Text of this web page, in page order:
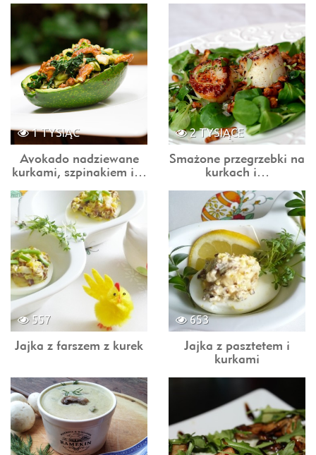
1 TYSIĄC
Avokado nadziewane
kurkami, szpinakiem i…
2 TYSIĄCE
Smażone przegrzebki na
kurkach i…
557
Jajka z farszem z kurek
653
Jajka z pasztetem i
kurkami